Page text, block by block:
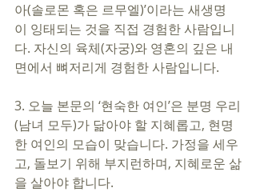
아(솔로몬 혹은 르무엘)’이라는 새생명
이 잉태되는 것을 직접 경험한 사람입니
다. 자신의 육체(자궁)와 영혼의 깊은 내
면에서 뼈저리게 경험한 사람입니다.
3. 오늘 본문의 ‘현숙한 여인’은 분명 우리
(남녀 모두)가 닮아야 할 지혜롭고, 현명
한 여인의 모습이 맞습니다. 가정을 세우
고, 돌보기 위해 부지런하며, 지혜로운 삶
을 살아야 합니다.